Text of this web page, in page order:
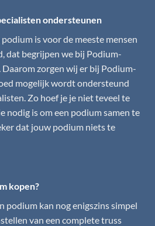
ondersteunen
is voor de meeste mensen
dat begrijpen we bij Podium-
Daarom zorgen wij er bij Podium-
mogelijk wordt ondersteund
Zo hoef je je niet teveel te
nodig is om een podium samen te
dat jouw podium niets te
kopen?
podium kan nog enigszins simpel
van een complete truss